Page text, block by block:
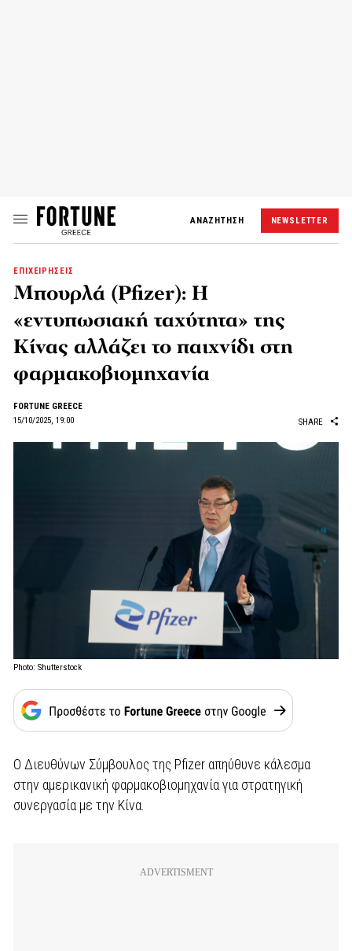
ΑΝΑΖΗΤΗΣΗ NEWSLETTER
ΕΠΙΧΕΙΡΗΣΕΙΣ
Μπουρλά (Pfizer): Η
«εντυπωσιακή ταχύτητα» της
Κίνας αλλάζει το παιχνίδι στη
φαρμακοβιομηχανία
FORTUNE GREECE
15/10/2025, 19:00
SHARE
Photo: Shutterstock
Ο Διευθύνων Σύμβουλος της Pfizer απηύθυνε κάλεσμα
στην αμερικανική φαρμακοβιομηχανία για στρατηγική
συνεργασία με την Κίνα.